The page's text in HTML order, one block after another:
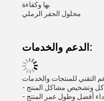
بها وكفاءة
محلول الحفر الرملي
الدعم والخدمات:
وتشخيص مشاكل المنتج
أفضل وطول عمر المنتج